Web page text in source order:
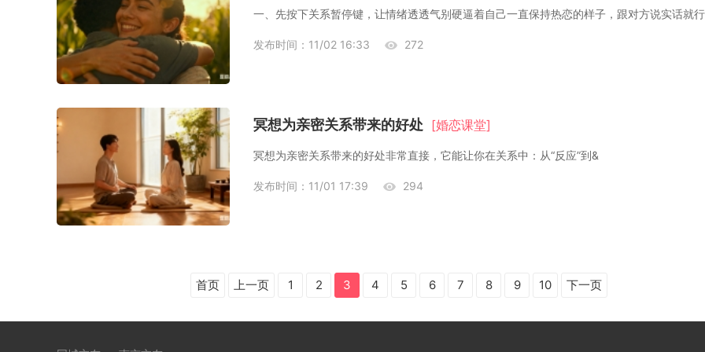
一、先按下关系暂停键，让情绪透透气​别硬逼着自己一直保持热恋的样子，跟对方说实话就
发布时间：11/02 16:33 272
冥想为亲密关系带来的好处 [婚恋课堂]
冥想为亲密关系带来的好处非常直接，它能让你在关系中：从“反应”到&
发布时间：11/01 17:39 294
首页 上一页 1 2 3 4 5 6 7 8 9 10 下一页